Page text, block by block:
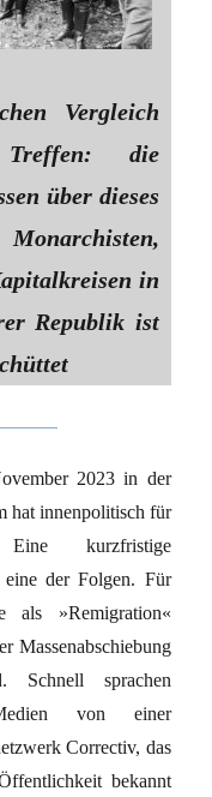
Vergleich
die
über dieses
in
Republik ist
2023 in der
hat innenpolitisch für
kurzfristige
eine der Folgen. Für
als »Remigration«
Massenabschiebung
Schnell sprachen
von einer
Correctiv, das
bekannt